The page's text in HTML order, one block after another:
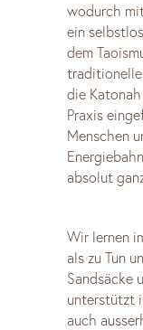
wodurch
ein
dem
die
Praxis
Menschen
absolut
Wir lernen
als zu Tun
Sandsäcke
unterstützt
auch